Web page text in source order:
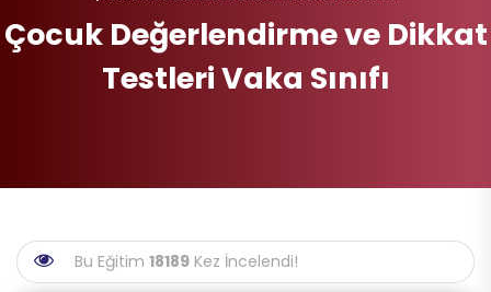
Çocuk Değerlendirme ve Dikkat
Testleri Vaka Sınıfı
Bu Eğitim 18189 Kez İncelendi!